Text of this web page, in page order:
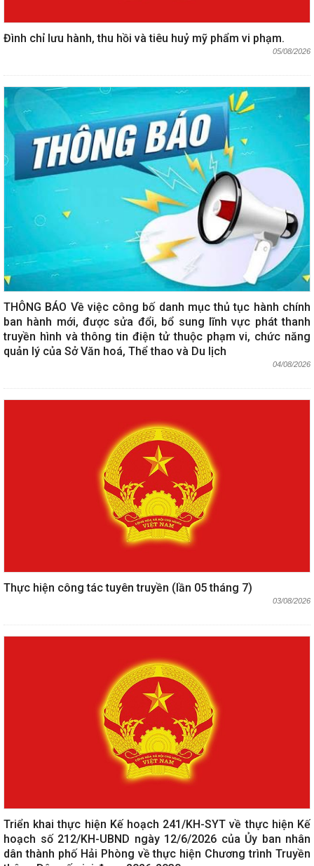
Đình chỉ lưu hành, thu hồi và tiêu huỷ mỹ phẩm vi phạm.
05/08/2026
THÔNG BÁO Về việc công bố danh mục thủ tục hành chính
ban hành mới, được sửa đổi, bổ sung lĩnh vực phát thanh
truyền hình và thông tin điện tử thuộc phạm vi, chức năng
quản lý của Sở Văn hoá, Thể thao và Du lịch
04/08/2026
Thực hiện công tác tuyên truyền (lần 05 tháng 7)
03/08/2026
Triển khai thực hiện Kế hoạch 241/KH-SYT về thực hiện Kế
hoạch số 212/KH-UBND ngày 12/6/2026 của Ủy ban nhân
dân thành phố Hải Phòng về thực hiện Chương trình Truyền